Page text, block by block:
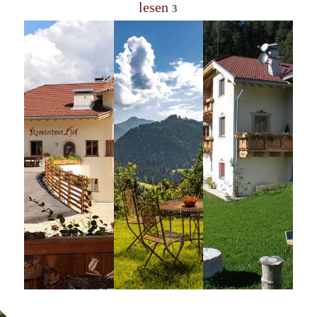
auch einen Trinkwassersprudler, die unsere Gäste
ebenfalls gerne nutzen können, da wir ein gutes
Leitungswasser haben.
Der Raum ist zusätzlich noch mit einem großen Tisch
ausgestattet, der sich perfekt für Verkostungen oder
ein gemütliches Beisammensein eignet. Außerdem
steht ein WC zur Verfügung.
Der lesefreudige Gast findet dort sicherlich auch ein
interessantes Buch, das er sich gerne ausleihen kann.
Für die Kleinen steht eineSpieleckemit
Tischgarnitur bereit. Jugendliche finden dort ein
Tischkegelspiel, ein Lochbillardspiel sowie
Spielkarten und Gemeinschaftsspiele.
lesen 3